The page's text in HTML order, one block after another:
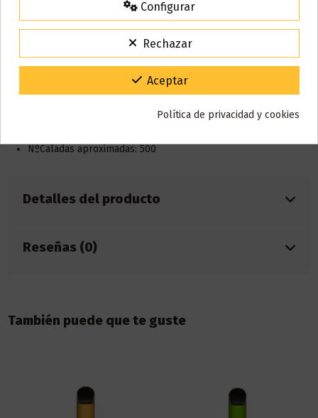
NºCaladas aproximadas: 500
Detalles del producto
Reseñas (0)
También puede que te guste
15% de descuento
Para agradecerte la espera durante estos días.
Código:VACACIONES15
Gracias por tu paciencia y por seguir confiando en nosotros.
Configurar
Rechazar
Aceptar
Política de privacidad y cookies